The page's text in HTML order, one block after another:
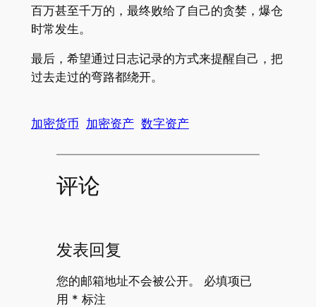
百万甚至千万的，最终败给了自己的贪婪，爆仓
时常发生。
最后，希望通过日志记录的方式来提醒自己，把
过去走过的弯路都绕开。
加密货币 加密资产 数字资产
评论
发表回复
您的邮箱地址不会被公开。
必填项已
用 * 标注